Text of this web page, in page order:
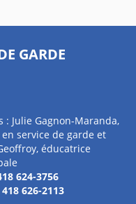
GARDE
: Julie Gagnon-Maranda,
service de garde et
éducatrice
624-3756
418 626-2113